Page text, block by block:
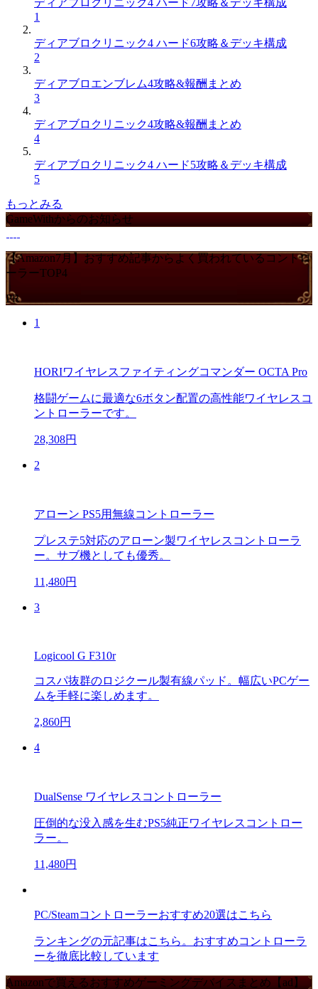
1
ディアブロクリニック4 ハード6攻略＆デッキ構成
2
ディアブロエンブレム4攻略&報酬まとめ
3
ディアブロクリニック4攻略&報酬まとめ
4
ディアブロクリニック4 ハード5攻略＆デッキ構成
5
もっとみる
GameWithからのお知らせ
【Amazon7月】おすすめ記事からよく買われているコントロ
ーラーTOP4
PR
1
HORIワイヤレスファイティングコマンダー OCTA Pro
格闘ゲームに最適な6ボタン配置の高性能ワイヤレスコ
ントローラーです。
28,308円
2
アローン PS5用無線コントローラー
プレステ5対応のアローン製ワイヤレスコントローラ
ー。サブ機としても優秀。
11,480円
3
Logicool G F310r
コスパ抜群のロジクール製有線パッド。幅広いPCゲー
ムを手軽に楽しめます。
2,860円
4
DualSense ワイヤレスコントローラー
圧倒的な没入感を生むPS5純正ワイヤレスコントロー
ラー。
11,480円
PC/Steamコントローラーおすすめ20選はこちら
ランキングの元記事はこちら。おすすめコントローラ
ーを徹底比較しています
Amazonで買えるおすすめゲーミングデバイスまとめ【ad】